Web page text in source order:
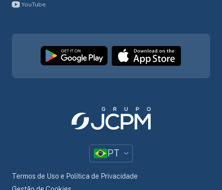
YouTube
PT
Termos de Uso e Política de Privacidade